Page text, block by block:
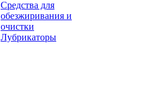
Средства для
обезжиривания и
очистки
Лубрикаторы